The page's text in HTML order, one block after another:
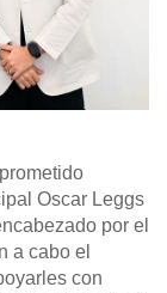
Oscar Leggs
por el
a cabo el
con